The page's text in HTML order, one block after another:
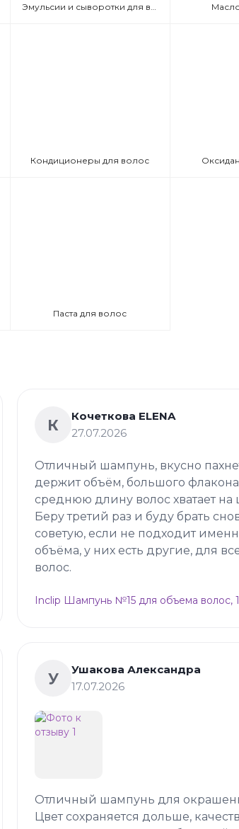
Эмульсии и сыворотки для волос
Кондиционеры для волос
Паста для волос
К
Кочеткова ELENA
27.07.2026
Отличный шампунь, вкусно
держит объём, большого
среднюю длину волос хватает на
Беру третий раз и буду брать
советую, если не подходит
объёма, у них есть другие, для
волос.
Inclip Шампунь №15 для объема волос,
У
Ушакова Александра
17.07.2026
Отличный шампунь для
Цвет сохраняется дольше,